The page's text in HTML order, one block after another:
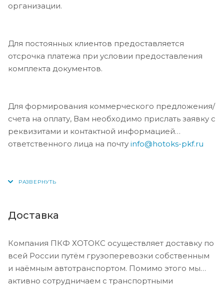
организации.
Для постоянных клиентов предоставляется
отсрочка платежа при условии предоставления
комплекта документов.
Для формирования коммерческого предложения/
счета на оплату, Вам необходимо прислать заявку с
реквизитами и контактной информацией
ответственного лица на почту info@hotoks-pkf.ru
Доставка
Компания ПКФ ХОТОКС осуществляет доставку по
всей России путём грузоперевозки собственным
и наёмным автотранспортом. Помимо этого мы
активно сотрудничаем с транспортными